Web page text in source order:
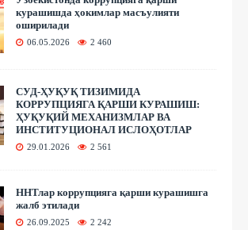
курашишда ҳокимлар масъулияти
оширилади
06.05.2026 2 460
СУД-ҲУҚУҚ ТИЗИМИДА
КОРРУПЦИЯГА ҚАРШИ КУРАШИШ:
ҲУҚУҚИЙ МЕХАНИЗМЛАР ВА
ИНСТИТУЦИОНАЛ ИСЛОҲОТЛАР
29.01.2026 2 561
ННТлар коррупцияга қарши курашишга
жалб этилади
26.09.2025 2 242